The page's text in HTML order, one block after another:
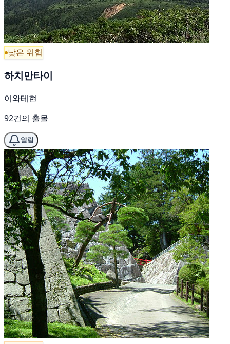
낮은 위험
하치만타이
이와테현
92건의 출몰
알림